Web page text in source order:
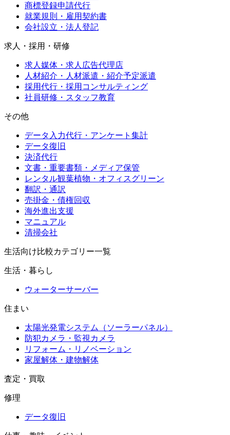
商標登録申請代行
就業規則・雇用契約書
会社設立・法人登記
求人・採用・研修
求人媒体・求人広告代理店
人材紹介・人材派遣・紹介予定派遣
採用代行・採用コンサルティング
社員研修・スタッフ教育
その他
データ入力代行・アンケート集計
データ復旧
決済代行
文書・重要書類・メディア保管
レンタル観葉植物・オフィスグリーン
翻訳・通訳
売掛金・債権回収
海外進出支援
マニュアル
清掃会社
生活向け比較カテゴリー一覧
生活・暮らし
ウォーターサーバー
住まい
太陽光発電システム（ソーラーパネル）
防犯カメラ・監視カメラ
リフォーム・リノベーション
家屋解体・建物解体
査定・買取
修理
データ復旧